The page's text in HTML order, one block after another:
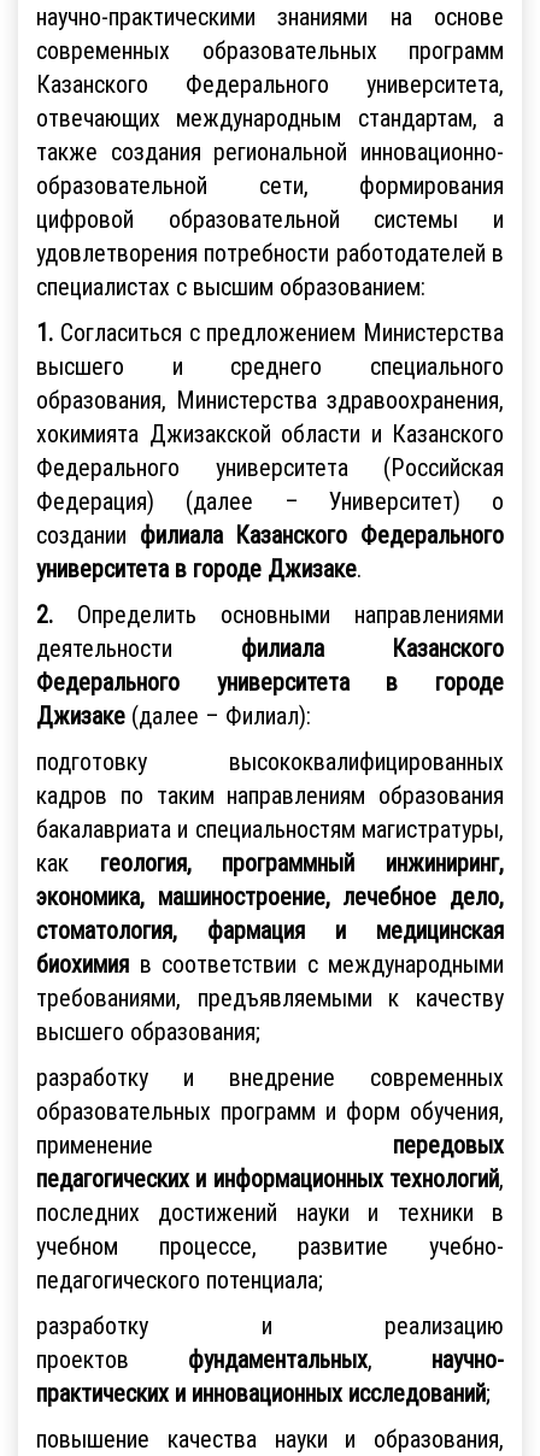
научно-практическими знаниями на основе
современных образовательных программ
Казанского Федерального университета,
отвечающих международным стандартам, а
также создания региональной инновационно-
образовательной сети, формирования
цифровой образовательной системы и
удовлетворения потребности работодателей в
специалистах с высшим образованием:
1. Согласиться с предложением Министерства
высшего и среднего специального
образования, Министерства здравоохранения,
хокимията Джизакской области и Казанского
Федерального университета (Российская
Федерация) (далее – Университет) о
создании филиала Казанского Федерального
университета в городе Джизаке.
2. Определить основными направлениями
деятельности филиала Казанского
Федерального университета в городе
Джизаке (далее – Филиал):
подготовку высококвалифицированных
кадров по таким направлениям образования
бакалавриата и специальностям магистратуры,
как геология, программный инжиниринг,
экономика, машиностроение, лечебное дело,
стоматология, фармация и медицинская
биохимия в соответствии с международными
требованиями, предъявляемыми к качеству
высшего образования;
разработку и внедрение современных
образовательных программ и форм обучения,
применение передовых
педагогических и информационных технологий,
последних достижений науки и техники в
учебном процессе, развитие учебно-
педагогического потенциала;
разработку и реализацию
проектов фундаментальных, научно-
практических и инновационных исследований;
повышение качества науки и образования,